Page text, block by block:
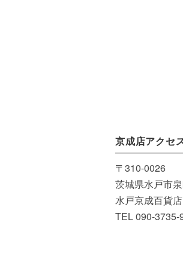
京成店アクセ
〒310-0026
茨城県水戸市
水戸京成百貨
TEL 090-3735-